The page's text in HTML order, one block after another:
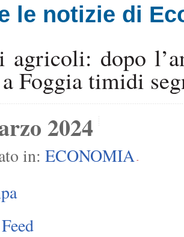
le notizie di
agricoli: dopo
Foggia timidi
2024
in: ECONOMIA -